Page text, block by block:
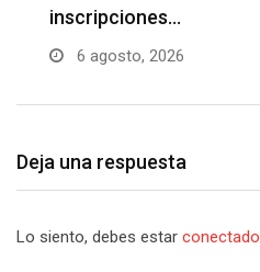
de la Patria…
6 agosto, 2026
Deja una respuesta
Lo siento, debes estar conectado